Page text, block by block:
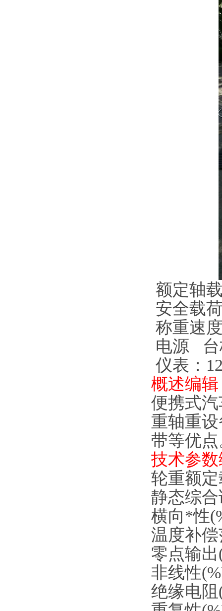
额定轴
安全载
称重速
电源 台
仪表：
概述编
便携式
重轴重
带等优
技术参
轮重额定
静态综合
横向*性
温度补
零点输出
非线性
绝缘电